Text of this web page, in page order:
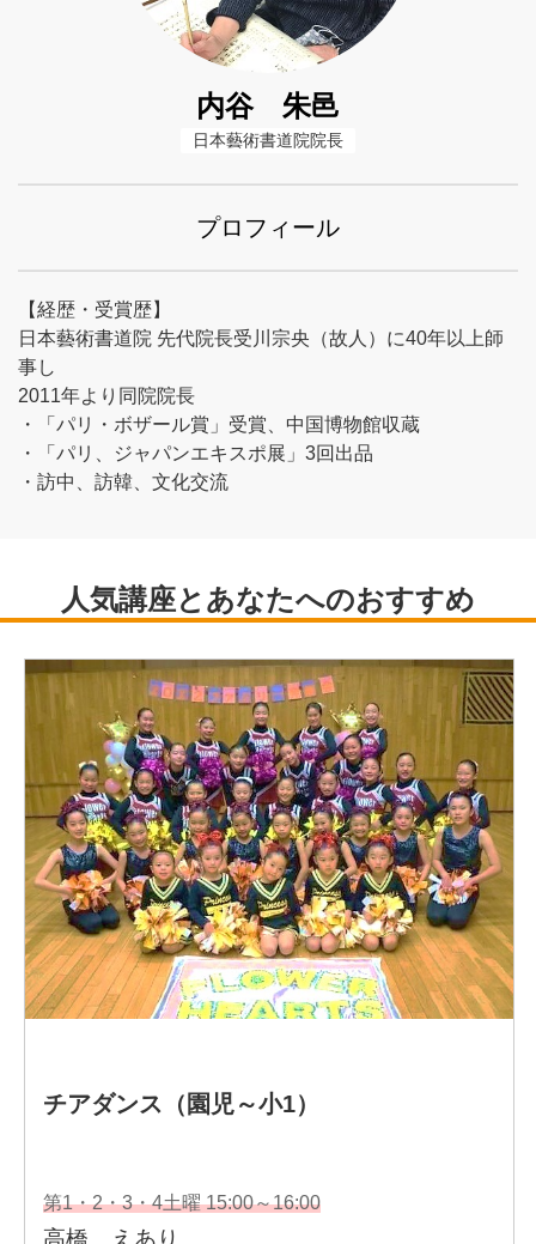
内谷 朱邑
日本藝術書道院院長
プロフィール
【経歴・受賞歴】
日本藝術書道院 先代院長受川宗央（故人）に40年以上師
事し
2011年より同院院長
・「パリ・ボザール賞」受賞、中国博物館収蔵
・「パリ、ジャパンエキスポ展」3回出品
・訪中、訪韓、文化交流